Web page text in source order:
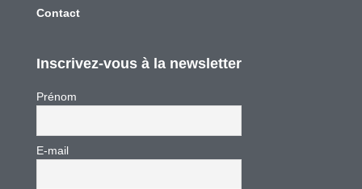
Contact
Inscrivez-vous à la newsletter
Prénom
E-mail